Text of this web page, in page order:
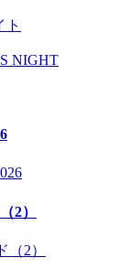
ト
NIGHT
2）